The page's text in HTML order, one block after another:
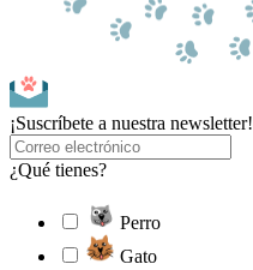
¡Suscríbete a nuestra newsletter!
¿Qué tienes?
Perro
Gato